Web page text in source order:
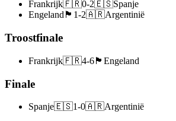
Frankrijk🇫🇷0-2🇪🇸Spanje
Engeland 🏴󠁧󠁢󠁥󠁮󠁧󠁿 1-2🇦🇷Argentinië
Troostfinale
Frankrijk🇫🇷4-6 🏴󠁧󠁢󠁥󠁮󠁧󠁿 Engeland
Finale
Spanje🇪🇸1-0🇦🇷Argentinië